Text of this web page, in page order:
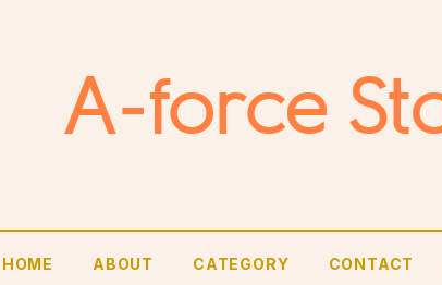
HOME ABOUT CATEGORY CONTACT